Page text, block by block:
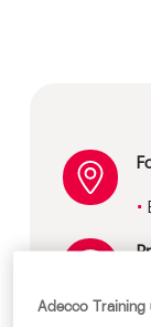
Adecco Training